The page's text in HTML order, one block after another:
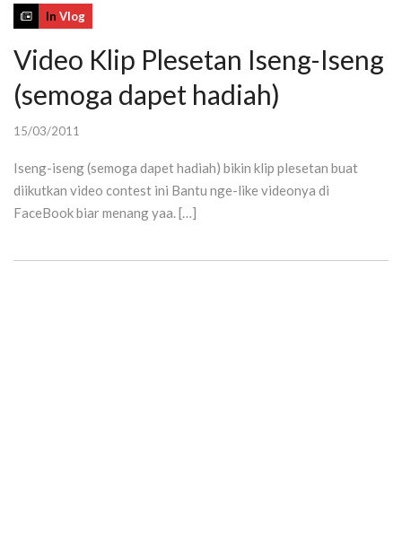
In Vlog
Video Klip Plesetan Iseng-Iseng
(semoga dapet hadiah)
15/03/2011
Iseng-iseng (semoga dapet hadiah) bikin klip plesetan buat
diikutkan video contest ini Bantu nge-like videonya di
FaceBook biar menang yaa. […]